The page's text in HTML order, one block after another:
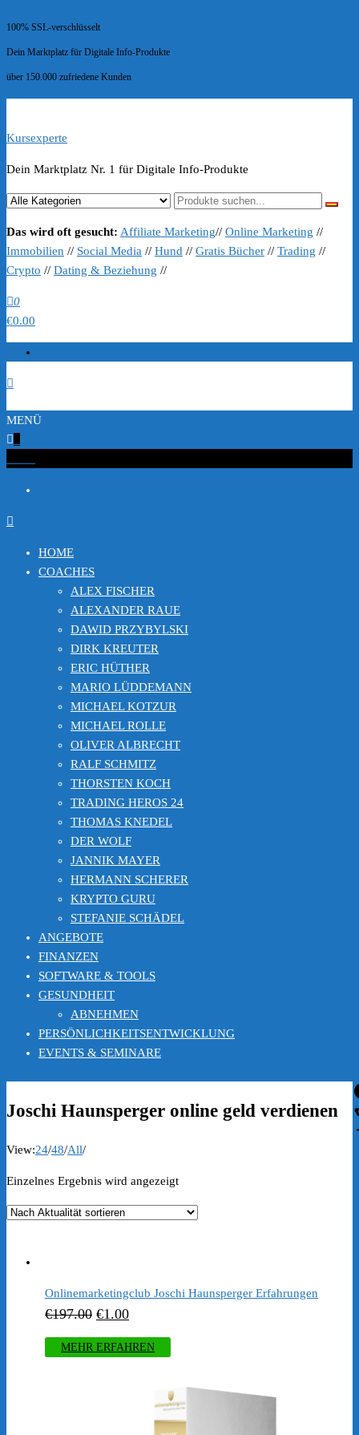
100% SSL-verschlüsselt
Dein Marktplatz für Digitale Info-Produkte
über 150.000 zufriedene Kunden
Kursexperte
Dein Marktplatz Nr. 1 für Digitale Info-Produkte
Das wird oft gesucht: Affiliate Marketing// Online Marketing //
Immobilien // Social Media // Hund // Gratis Bücher // Trading //
Crypto // Dating & Beziehung //
0
€0.00
MENÜ
HOME
COACHES
ALEX FISCHER
ALEXANDER RAUE
DAWID PRZYBYLSKI
DIRK KREUTER
ERIC HÜTHER
MARIO LÜDDEMANN
MICHAEL KOTZUR
MICHAEL ROLLE
OLIVER ALBRECHT
RALF SCHMITZ
THORSTEN KOCH
TRADING HEROS 24
THOMAS KNEDEL
DER WOLF
JANNIK MAYER
HERMANN SCHERER
KRYPTO GURU
STEFANIE SCHÄDEL
ANGEBOTE
FINANZEN
SOFTWARE & TOOLS
GESUNDHEIT
ABNEHMEN
PERSÖNLICHKEITSENTWICKLUNG
EVENTS & SEMINARE
Joschi Haunsperger online geld verdienen
View:24/48/All/
Einzelnes Ergebnis wird angezeigt
Onlinemarketingclub Joschi Haunsperger Erfahrungen
€197.00 Ursprünglicher
Preis
war:
€1.00Aktueller
Preis
ist:
MEHR ERFAHREN